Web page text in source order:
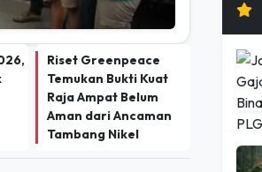
Riset Greenpeace
Temukan Bukti Kuat
Raja Ampat Belum
Aman dari Ancaman
Tambang Nikel